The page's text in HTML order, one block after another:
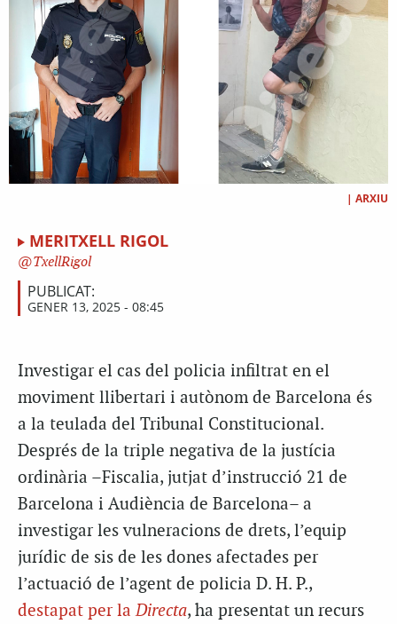
| ARXIU
MERITXELL RIGOL
TxellRigol
PUBLICAT:
GENER 13, 2025 - 08:45
Investigar el cas del policia infiltrat en el
moviment llibertari i autònom de Barcelona és
a la teulada del Tribunal Constitucional.
Després de la triple negativa de la justícia
ordinària –Fiscalia, jutjat d’instrucció 21 de
Barcelona i Audiència de Barcelona– a
investigar les vulneracions de drets, l’equip
jurídic de sis de les dones afectades per
l’actuació de l’agent de policia D. H. P.,
destapat per laDirecta, ha presentat un recurs